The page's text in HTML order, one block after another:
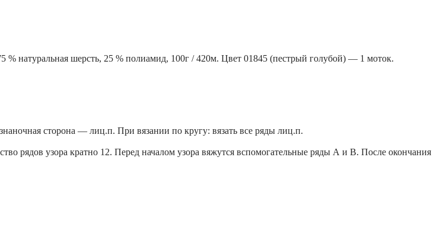
натуральная шерсть, 25 % полиамид, 100г / 420м. Цвет 01845 (пестрый голубой) — 1 моток.
сторона — лиц.п. При вязании по кругу: вязать все ряды лиц.п.
рядов узора кратно 12. Перед началом узора вяжутся вспомогательные ряды А и В. После окончания